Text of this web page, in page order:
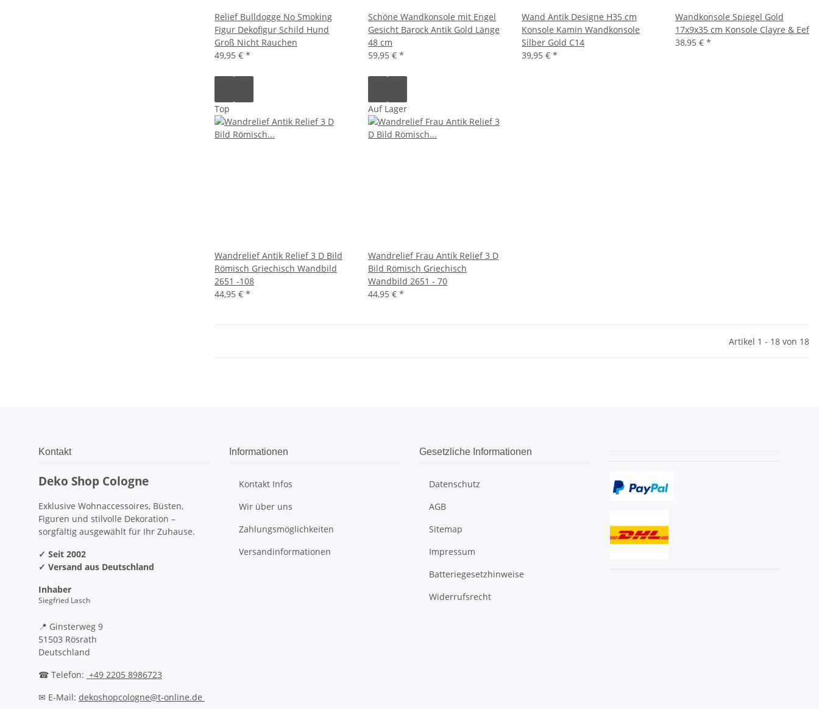
Relief Bulldogge No Smoking
Figur Dekofigur Schild Hund
Groß Nicht Rauchen
49,95 € *
Schöne Wandkonsole mit Engel
Gesicht Barock Antik Gold Länge
48 cm
59,95 € *
Wand Antik Designe H35 cm
Konsole Kamin Wandkonsole
Silber Gold C14
39,95 € *
Wandkonsole Spiegel Gold
17x9x35 cm Konsole Clayre & Eef
38,95 € *
Top
Wandrelief Antik Relief 3 D Bild
Römisch Griechisch Wandbild
2651 -108
44,95 € *
Auf Lager
Wandrelief Frau Antik Relief 3 D
Bild Römisch Griechisch
Wandbild 2651 - 70
44,95 € *
Artikel 1 - 18 von 18
Kontakt
Deko Shop Cologne
Exklusive Wohnaccessoires, Büsten,
Figuren und stilvolle Dekoration –
sorgfältig ausgewählt für Ihr Zuhause.
✓ Seit 2002
✓ Versand aus Deutschland
Inhaber
Siegfried Lasch
📍 Ginsterweg 9
51503 Rösrath
Deutschland
☎ Telefon: +49 2205 8986723
✉ E-Mail: dekoshopcologne@t-online.de
Informationen
Kontakt Infos
Wir über uns
Zahlungsmöglichkeiten
Versandinformationen
Gesetzliche Informationen
Datenschutz
AGB
Sitemap
Impressum
Batteriegesetzhinweise
Widerrufsrecht